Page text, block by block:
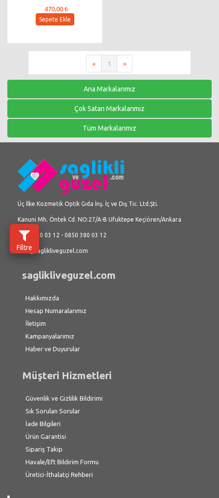
470,00 ₺
Sepete Ekle
« 1 »
Filtre
Ana Markalarımız
Çok Satan Markalarımız
Tüm Markalarımız
Üç İlke Kozmetik Optik Gıda İnş. İç ve Dış Tic. Ltd.Şti.
Kanuni Mh. Öntek Cd. NO:27/A-B Ufuktepe Keçiören/Ankara
0312 380 03 12 - 0850 380 03 12
info@saglikliveguzel.com
saglikliveguzel.com
Hakkımızda
Hesap Numaralarımız
İletişim
Kampanyalarımız
Haber ve Duyurular
Müşteri Hizmetleri
Güvenlik ve Gizlilik Bildirimi
Sık Sorulan Sorular
İade Bilgileri
Ürün Garantisi
Sipariş Takip
Havale/Eft Bildirim Formu
Üretici-İthalatçi Rehberi